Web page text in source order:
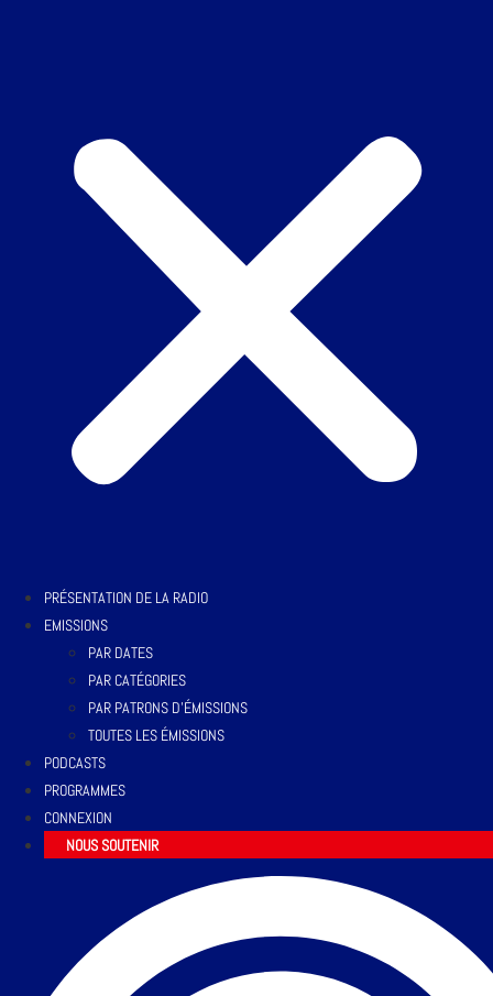
PRÉSENTATION DE LA RADIO
EMISSIONS
PAR DATES
PAR CATÉGORIES
PAR PATRONS D’ÉMISSIONS
TOUTES LES ÉMISSIONS
PODCASTS
PROGRAMMES
CONNEXION
NOUS SOUTENIR